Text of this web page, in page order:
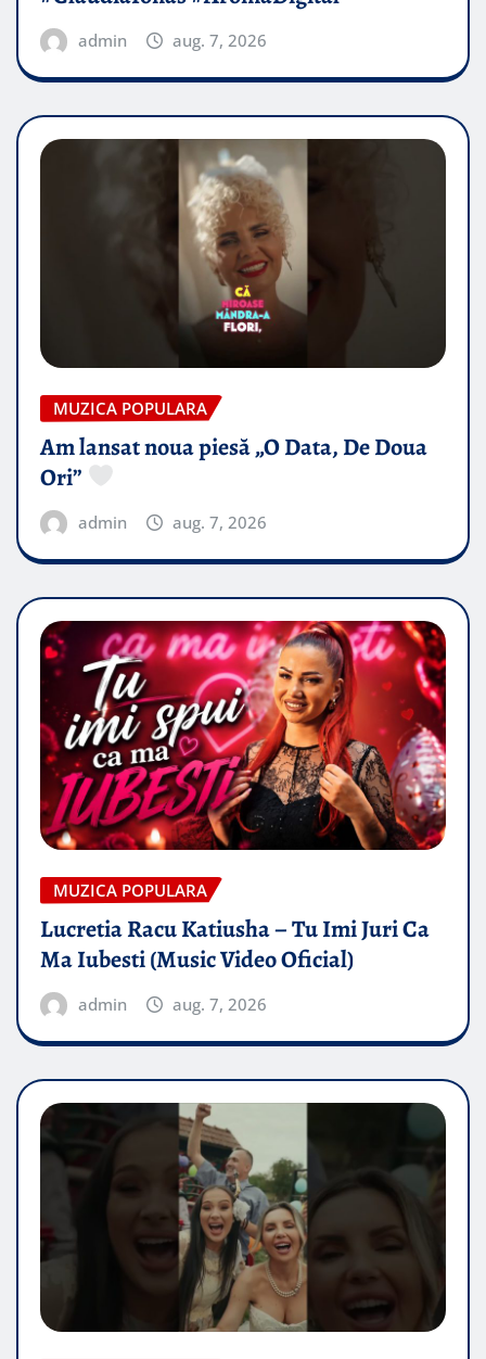
admin aug. 7, 2026
MUZICA POPULARA
Am lansat noua piesă „O Data, De Doua
Ori”
admin aug. 7, 2026
MUZICA POPULARA
Lucretia Racu Katiusha – Tu Imi Juri Ca
Ma Iubesti (Music Video Oficial)
admin aug. 7, 2026